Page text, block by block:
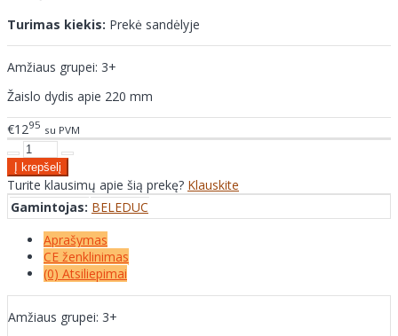
Turimas kiekis: Prekė sandėlyje
Amžiaus grupei: 3+
Žaislo dydis apie 220 mm
€1295 su PVM
Turite klausimų apie šią prekę? Klauskite
Gamintojas: BELEDUC
Aprašymas
CE ženklinimas
(0) Atsiliepimai
Amžiaus grupei: 3+